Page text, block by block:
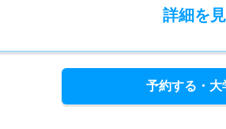
詳細を
予約する・大